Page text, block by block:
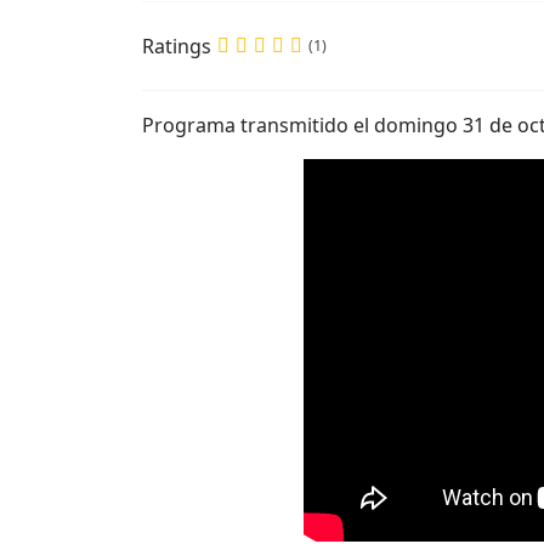
Ratings (1)
Programa transmitido el domingo 31 de